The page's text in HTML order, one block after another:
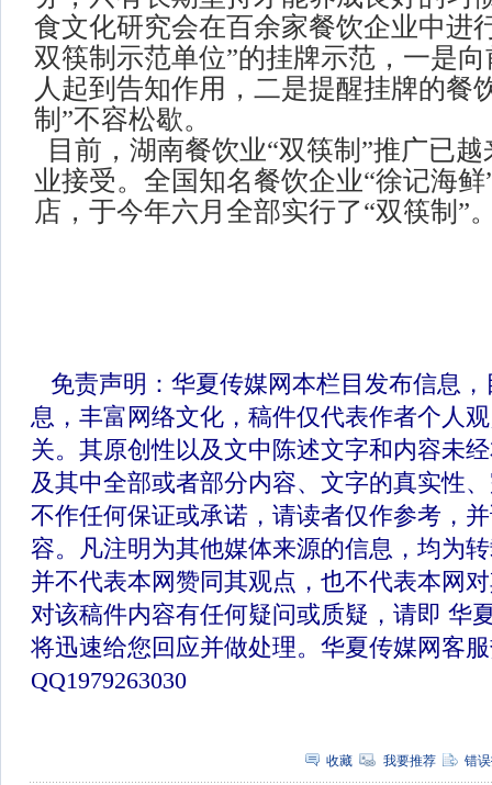
食文化研究会在百余家餐饮企业中进
双筷制示范单位”的挂牌示范，一是
人起到告知作用，二是提醒挂牌的餐
制”不容松歇。
目前，湖南餐饮业“双筷制”推广已
业接受。全国知名餐饮企业“徐记海
店，于今年六月全部实行了“双筷制”
免责声明：华夏传媒网本栏目发布信息
息，丰富网络文化，稿件仅代表作者个人
关。其原创性以及文中陈述文字和内容未
及其中全部或者部分内容、文字的真实性
不作任何保证或承诺，请读者仅作参考，
容。凡注明为其他媒体来源的信息，均为
并不代表本网赞同其观点，也不代表本网
对该稿件内容有任何疑问或质疑，请即 华
将迅速给您回应并做处理。华夏传媒网客
QQ1979263030
收藏 我要推荐 错